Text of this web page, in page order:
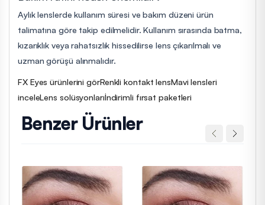
Aylık lenslerde kullanım süresi ve bakım düzeni ürün
talimatına göre takip edilmelidir. Kullanım sırasında batma,
kızarıklık veya rahatsızlık hissedilirse lens çıkarılmalı ve
uzman görüşü alınmalıdır.
FX Eyes ürünlerini görRenkli kontakt lensMavi lensleri
inceleLens solüsyonlarıİndirimli fırsat paketleri
Benzer Ürünler